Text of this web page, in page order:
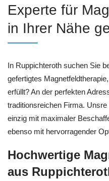
Experte für
in Ihrer Nähe
In Ruppichteroth suchen Sie
gefertigtes
erfüllt? An der perfekten
traditionsreichen Firma.
einzig mit maximaler
ebenso mit hervorragender
Hochwertige
aus